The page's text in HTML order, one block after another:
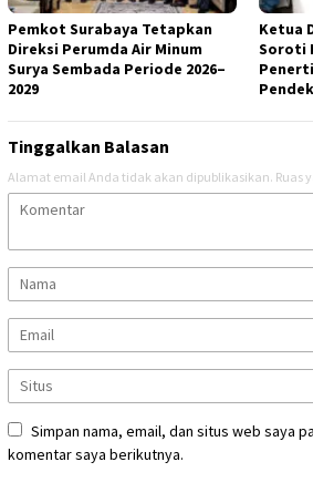
Pemkot Surabaya Tetapkan
Direksi Perumda Air Minum
Surya Sembada Periode 2026–
2029
Ketua
Soroti
Tinggalkan Balasan
Alamat email Anda tidak akan dipublikasikan. Ruas
Simpan nama, email, dan situs web saya
komentar saya berikutnya.